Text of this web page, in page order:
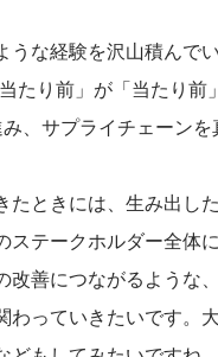
うな経験を沢山積んで
たり前」が「当たり前
、サプライチェーン
たときには、生み出し
ステークホルダー全体
改善につながるような
わっていきたいです。